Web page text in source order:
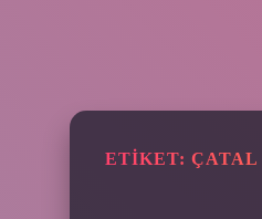
ETIKET: